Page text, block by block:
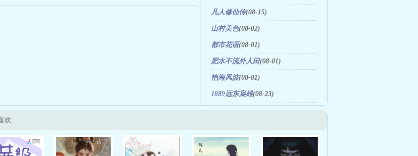
凡人修仙传(08-15)
山村美色(08-02)
都市花语(08-01)
肥水不流外人田(08-01)
艳海风波(08-01)
1889远东枭雄(08-23)
欢